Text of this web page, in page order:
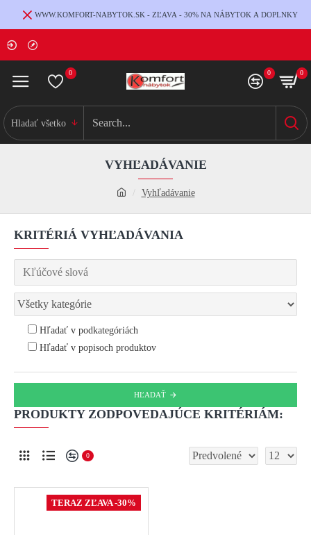
WWW.KOMFORT-NABYTOK.SK - ZĽAVA - 30% NA NÁBYTOK A DOPLNKY
0 0 0
Hladať všetko
Vyhľadávanie
VYHĽADÁVANIE
KRITÉRIÁ VYHĽADÁVANIA
Hľadať v podkategóriách
Hľadať v popisoch produktov
HĽADAŤ
PRODUKTY ZODPOVEDAJÚCE KRITÉRIÁM:
0
TERAZ ZĽAVA -30%